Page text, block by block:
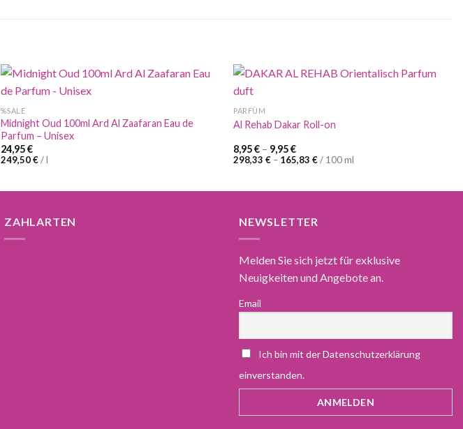
%SALE
Midnight Oud 100ml Ard Al Zaafaran Eau de
Parfum – Unisex
24,95€
249,50€/l
PARFÜM
Al Rehab Dakar Roll-on
8,95€ – 9,95€
298,33€ – 165,83€/ 100 ml
ZAHLARTEN NEWSLETTER
Melden Sie sich jetzt für exklusive
Neuigkeiten und Angebote an.
Email
Ich bin mit der Datenschutzerklärung
einverstanden.